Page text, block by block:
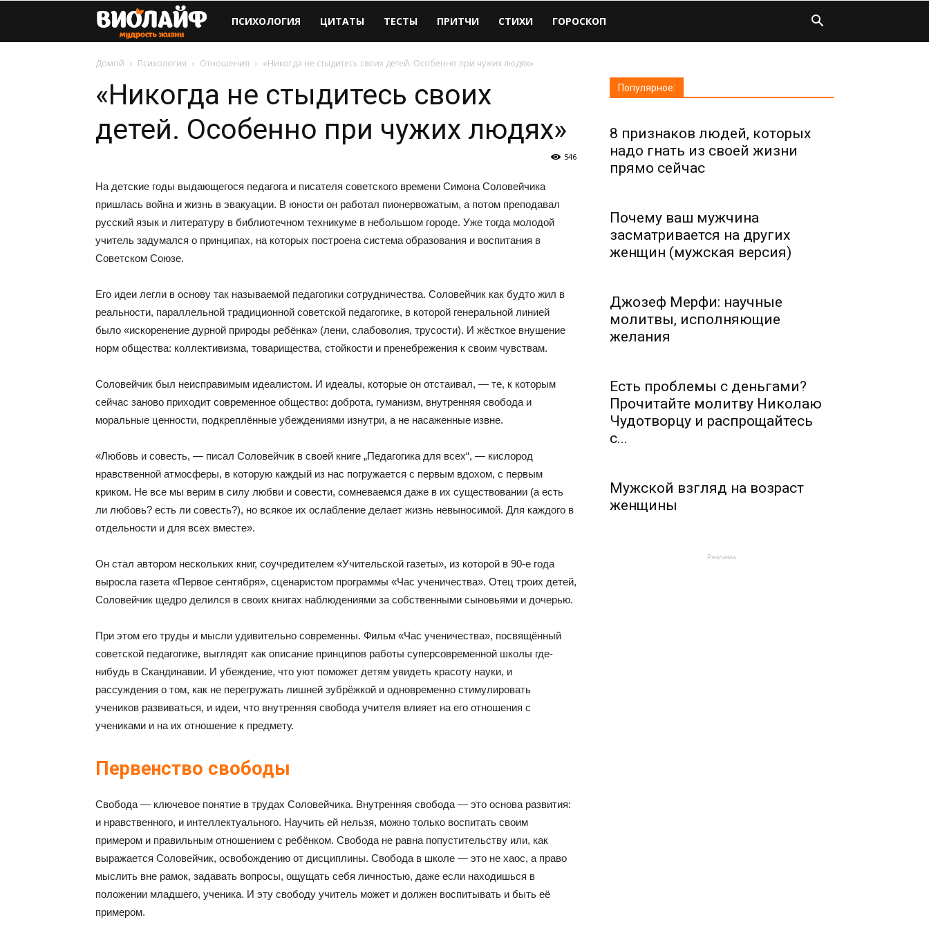
Виолайф
ПСИХОЛОГИЯ ЦИТАТЫ ТЕСТЫ ПРИТЧИ СТИХИ ГОРОСКОП
Домой Психология Отношения «Никогда не стыдитесь своих детей. Особенно при чужих людях»
«Никогда не стыдитесь своих
детей. Особенно при чужих людях»
546
На детские годы выдающегося педагога и писателя советского времени Симона Соловейчика
пришлась война и жизнь в эвакуации. В юности он работал пионервожатым, а потом преподавал
русский язык и литературу в библиотечном техникуме в небольшом городе. Уже тогда молодой
учитель задумался о принципах, на которых построена система образования и воспитания в
Советском Союзе.
Его идеи легли в основу так называемой педагогики сотрудничества. Соловейчик как будто жил в
реальности, параллельной традиционной советской педагогике, в которой генеральной линией
было «искоренение дурной природы ребёнка» (лени, слабоволия, трусости). И жёсткое внушение
норм общества: коллективизма, товарищества, стойкости и пренебрежения к своим чувствам.
Соловейчик был неисправимым идеалистом. И идеалы, которые он отстаивал, — те, к которым
сейчас заново приходит современное общество: доброта, гуманизм, внутренняя свобода и
моральные ценности, подкреплённые убеждениями изнутри, а не насаженные извне.
«Любовь и совесть, — писал Соловейчик в своей книге „Педагогика для всех“, — кислород
нравственной атмосферы, в которую каждый из нас погружается с первым вдохом, с первым
криком. Не все мы верим в силу любви и совести, сомневаемся даже в их существовании (а есть
ли любовь? есть ли совесть?), но всякое их ослабление делает жизнь невыносимой. Для каждого в
отдельности и для всех вместе».
Он стал автором нескольких книг, соучредителем «Учительской газеты», из которой в 90-е года
выросла газета «Первое сентября», сценаристом программы «Час ученичества». Отец троих детей,
Соловейчик щедро делился в своих книгах наблюдениями за собственными сыновьями и дочерью.
При этом его труды и мысли удивительно современны. Фильм «Час ученичества», посвящённый
советской педагогике, выглядят как описание принципов работы суперсовременной школы где-
нибудь в Скандинавии. И убеждение, что уют поможет детям увидеть красоту науки, и
рассуждения о том, как не перегружать лишней зубрёжкой и одновременно стимулировать
учеников развиваться, и идеи, что внутренняя свобода учителя влияет на его отношения с
учениками и на их отношение к предмету.
Первенство свободы
Свобода — ключевое понятие в трудах Соловейчика. Внутренняя свобода — это основа развития:
и нравственного, и интеллектуального. Научить ей нельзя, можно только воспитать своим
примером и правильным отношением с ребёнком. Свобода не равна попустительству или, как
выражается Соловейчик, освобождению от дисциплины. Свобода в школе — это не хаос, а право
мыслить вне рамок, задавать вопросы, ощущать себя личностью, даже если находишься в
положении младшего, ученика. И эту свободу учитель может и должен воспитывать и быть её
примером.
Популярное:
8 признаков людей, которых
надо гнать из своей жизни
прямо сейчас
Почему ваш мужчина
засматривается на других
женщин (мужская версия)
Джозеф Мерфи: научные
молитвы, исполняющие
желания
Есть проблемы с деньгами?
Прочитайте молитву Николаю
Чудотворцу и распрощайтесь
с...
Мужской взгляд на возраст
женщины
Реклама